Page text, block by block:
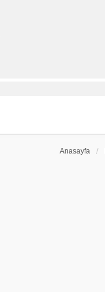
Anasayfa